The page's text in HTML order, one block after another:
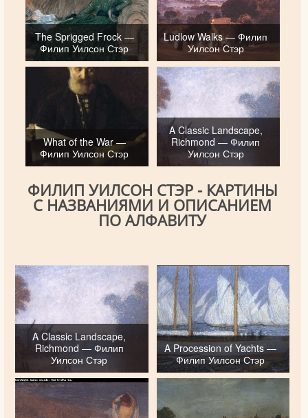
The Sprigged Frock —
Филип Уилсон Стэр
Ludlow Walks — Филип
Уилсон Стэр
What of the War —
Филип Уилсон Стэр
A Classic Landscape,
Richmond — Филип
Уилсон Стэр
ФИЛИП УИЛСОН СТЭР - КАРТИНЫ
С НАЗВАНИЯМИ И ОПИСАНИЕМ
ПО АЛФАВИТУ
A Classic Landscape,
Richmond — Филип
Уилсон Стэр
A Procession of Yachts —
Филип Уилсон Стэр